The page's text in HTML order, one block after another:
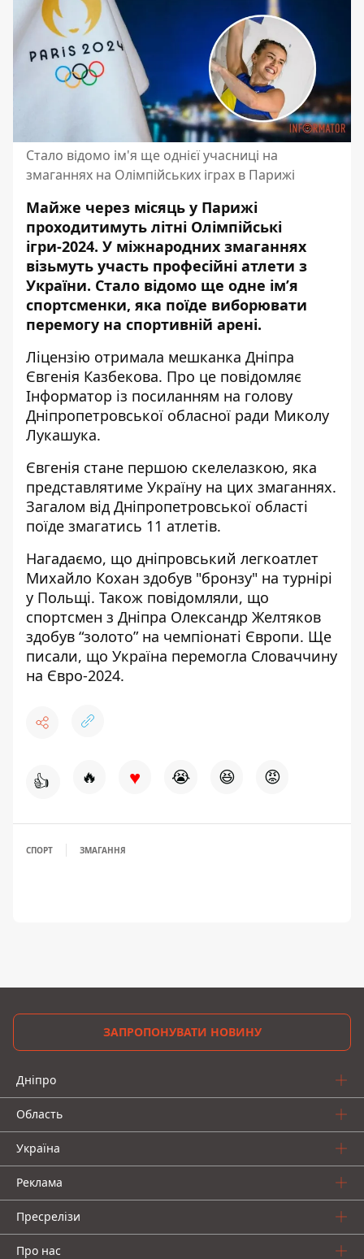
Стало відомо ім'я ще однієї учасниці на
змаганнях на Олімпійських іграх в Парижі
Майже через місяць у Парижі
проходитимуть літні Олімпійські
ігри-2024. У міжнародних змаганнях
візьмуть участь професійні атлети з
України. Стало відомо ще одне ім’я
спортсменки, яка поїде виборювати
перемогу на спортивній арені.
Ліцензію отримала мешканка Дніпра
Євгенія Казбекова. Про це повідомляє
Інформатор із посиланням на голову
Дніпропетровської обласної ради Миколу
Лукашука.
Євгенія стане першою скелелазкою, яка
представлятиме Україну на цих змаганнях.
Загалом від Дніпропетровської області
поїде змагатись 11 атлетів.
Нагадаємо, що дніпровський легкоатлет
Михайло Кохан здобув "бронзу" на турнірі
у Польщі. Також повідомляли, що
спортсмен з Дніпра Олександр Желтяков
здобув “золото” на чемпіонаті Європи. Ще
писали, що Україна перемогла Словаччину
на Євро-2024.
👍 🔥 ♥ 😭 😆 😡
СПОРТ ЗМАГАННЯ
ЗАПРОПОНУВАТИ НОВИНУ
Дніпро
Область
Україна
Реклама
Пресрелізи
Про нас